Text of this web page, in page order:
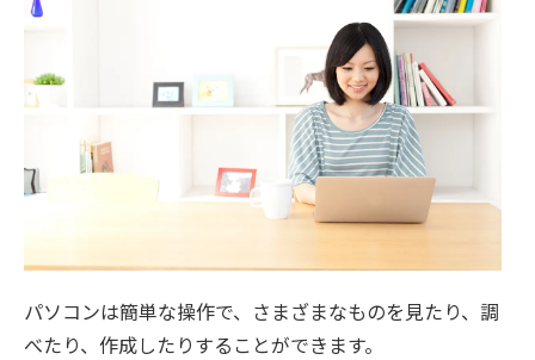
パソコンは簡単な操作で、さまざまなものを見たり、調
べたり、作成したりすることができます。